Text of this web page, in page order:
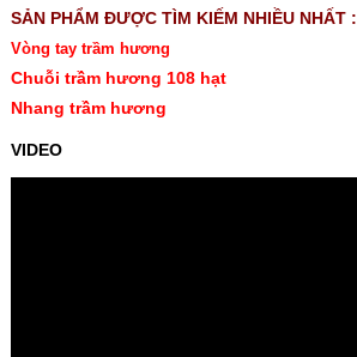
SẢN PHẨM ĐƯỢC TÌM KIẾM NHIỀU NHẤT :
Vòng tay trầm hương
Chuỗi trầm hương 108 hạt
Nhang trầm hương
VIDEO